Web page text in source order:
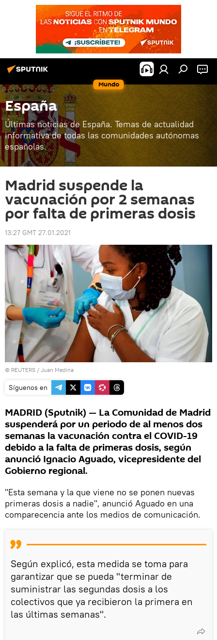
Mundo
España
Últimas noticias de España. Temas de actualidad
informativa de todas las comunidades autónomas
españolas.
Madrid suspende la
vacunación por 2 semanas
por falta de primeras dosis
13:27 GMT 27.01.2021
© REUTERS / Juan Medina
Síguenos en
MADRID (Sputnik) — La Comunidad de Madrid
suspenderá por un periodo de al menos dos
semanas la vacunación contra el COVID-19
debido a la falta de primeras dosis, según
anunció Ignacio Aguado, vicepresidente del
Gobierno regional.
"Esta semana y la que viene no se ponen nuevas
primeras dosis a nadie", anunció Aguado en una
comparecencia ante los medios de comunicación.
Según explicó, esta medida se toma para
garantizar que se pueda "terminar de
suministrar las segundas dosis a los
colectivos que ya recibieron la primera en
las últimas semanas".